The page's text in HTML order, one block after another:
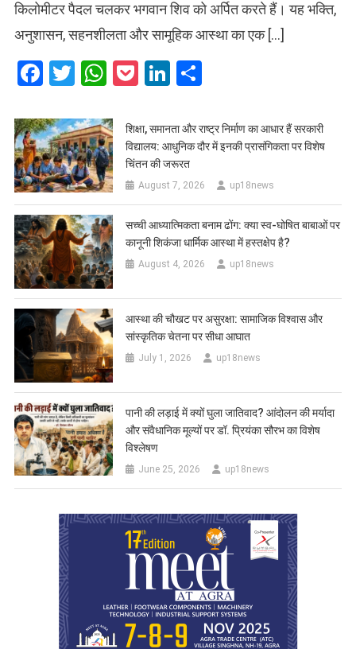
किलोमीटर पैदल चलकर भगवान शिव को अर्पित करते हैं। यह भक्ति,
अनुशासन, सहनशीलता और सामूहिक आस्था का एक […]
Facebook
Twitter
WhatsApp
PocketLinkedIn
शिक्षा, समानता और राष्ट्र निर्माण का आधार हैं सरकारी
विद्यालय: आधुनिक दौर में इनकी प्रासंगिकता पर विशेष
चिंतन की जरूरत
August 7, 2026 up18news
सच्ची आध्यात्मिकता बनाम ढोंग: क्या स्व-घोषित बाबाओं पर
कानूनी शिकंजा धार्मिक आस्था में हस्तक्षेप है?
August 4, 2026 up18news
आस्था की चौखट पर असुरक्षा: सामाजिक विश्वास और
सांस्कृतिक चेतना पर सीधा आघात
July 1, 2026 up18news
पानी की लड़ाई में क्यों घुला जातिवाद? आंदोलन की मर्यादा
और संवैधानिक मूल्यों पर डॉ. प्रियंका सौरभ का विशेष
विश्लेषण
June 25, 2026 up18news